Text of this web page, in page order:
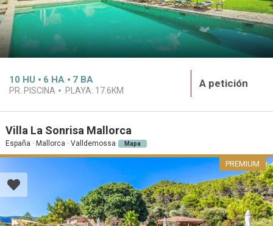
10 HU 6 HA 7 BA
PR. PISCINA PLAYA: 17.6KM
A petición
Villa La Sonrisa Mallorca
España · Mallorca · Valldemossa Mapa
PREMIUM